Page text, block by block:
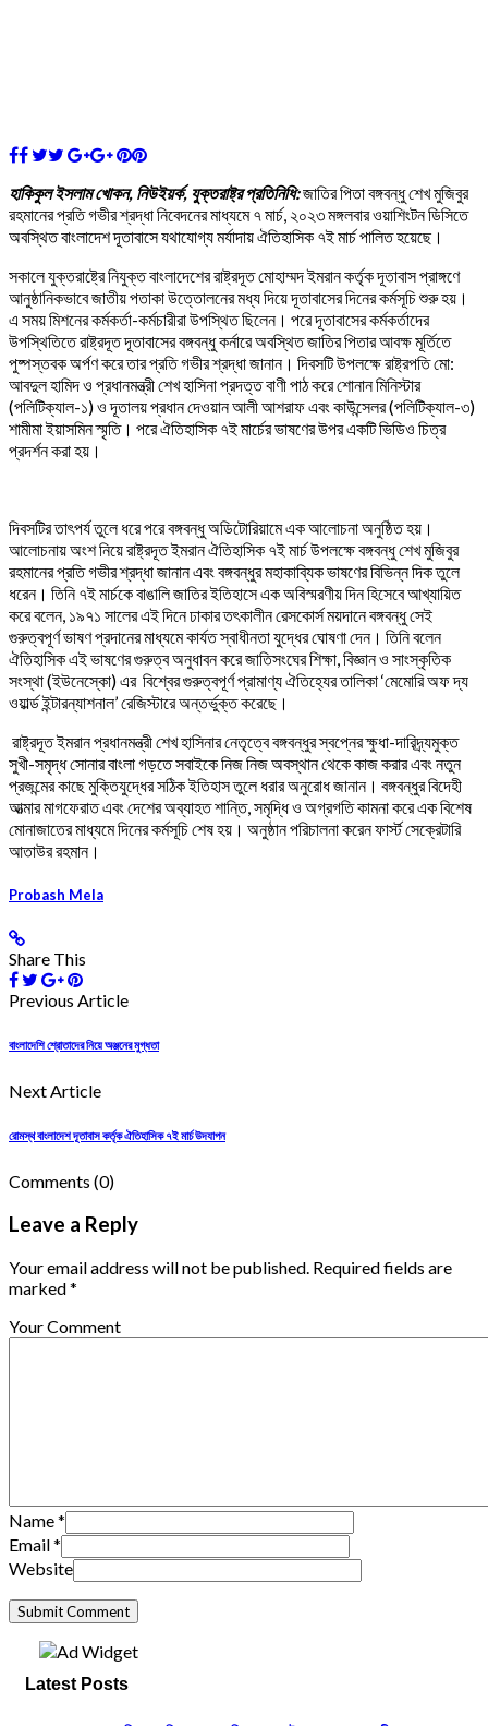
হাকিকুল ইসলাম খোকন, নিউইয়র্ক, যুক্তরাষ্ট্র প্রতিনিধি:জাতির পিতা বঙ্গবন্ধু শেখ মুজিবুর
রহমানের প্রতি গভীর শ্রদ্ধা নিবেদনের মাধ্যমে ৭ মার্চ, ২০২৩ মঙ্গলবার ওয়াশিংটন ডিসিতে
অবস্থিত বাংলাদেশ দূতাবাসে যথাযোগ্য মর্যাদায় ঐতিহাসিক ৭ই মার্চ পালিত হয়েছে।
সকালে যুক্তরাষ্ট্রে নিযুক্ত বাংলাদেশের রাষ্ট্রদূত মোহাম্মদ ইমরান কর্তৃক দূতাবাস প্রাঙ্গণে
আনুষ্ঠানিকভাবে জাতীয় পতাকা উত্তোলনের মধ্য দিয়ে দূতাবাসের দিনের কর্মসূচি শুরু হয়।
এ সময় মিশনের কর্মকর্তা-কর্মচারীরা উপস্থিত ছিলেন। পরে দূতাবাসের কর্মকর্তাদের
উপস্থিতিতে রাষ্ট্রদূত দূতাবাসের বঙ্গবন্ধু কর্নারে অবস্থিত জাতির পিতার আবক্ষ মূর্তিতে
পুষ্পস্তবক অর্পণ করে তার প্রতি গভীর শ্রদ্ধা জানান। দিবসটি উপলক্ষে রাষ্ট্রপতি মো:
আবদুল হামিদ ও প্রধানমন্ত্রী শেখ হাসিনা প্রদত্ত বাণী পাঠ করে শোনান মিনিস্টার
(পলিটিক্যাল-১) ও দূতালয় প্রধান দেওয়ান আলী আশরাফ এবং কাউন্সেলর (পলিটিক্যাল-৩)
শামীমা ইয়াসমিন স্মৃতি। পরে ঐতিহাসিক ৭ই মার্চের ভাষণের উপর একটি ভিডিও চিত্র
প্রদর্শন করা হয়।
দিবসটির তাৎপর্য তুলে ধরে পরে বঙ্গবন্ধু অডিটোরিয়ামে এক আলোচনা অনুষ্ঠিত হয়।
আলোচনায় অংশ নিয়ে রাষ্ট্রদূত ইমরান ঐতিহাসিক ৭ই মার্চ উপলক্ষে বঙ্গবন্ধু শেখ মুজিবুর
রহমানের প্রতি গভীর শ্রদ্ধা জানান এবং বঙ্গবন্ধুর মহাকাব্যিক ভাষণের বিভিন্ন দিক তুলে
ধরেন। তিনি ৭ই মার্চকে বাঙালি জাতির ইতিহাসে এক অবিস্মরণীয় দিন হিসেবে আখ্যায়িত
করে বলেন, ১৯৭১ সালের এই দিনে ঢাকার তৎকালীন রেসকোর্স ময়দানে বঙ্গবন্ধু সেই
গুরুত্বপূর্ণ ভাষণ প্রদানের মাধ্যমে কার্যত স্বাধীনতা যুদ্ধের ঘোষণা দেন। তিনি বলেন
ঐতিহাসিক এই ভাষণের গুরুত্ব অনুধাবন করে জাতিসংঘের শিক্ষা, বিজ্ঞান ও সাংস্কৃতিক
সংস্থা (ইউনেস্কো) এর বিশ্বের গুরুত্বপূর্ণ প্রামাণ্য ঐতিহ্যের তালিকা ‌‍‍‘মেমোরি অফ দ্য
ওয়ার্ল্ড ইন্টারন্যাশনাল’ রেজিস্টারে অন্তর্ভুক্ত করেছে।
রাষ্ট্রদূত ইমরান প্রধানমন্ত্রী শেখ হাসিনার নেতৃত্বে বঙ্গবন্ধুর স্বপ্নের ক্ষুধা-দারিদ্র্যমুক্ত
সুখী-সমৃদ্ধ সোনার বাংলা গড়তে সবাইকে নিজ নিজ অবস্থান থেকে কাজ করার এবং নতুন
প্রজন্মের কাছে মুক্তিযুদ্ধের সঠিক ইতিহাস তুলে ধরার অনুরোধ জানান। বঙ্গবন্ধুর বিদেহী
আত্মার মাগফেরাত এবং দেশের অব্যাহত শান্তি, সমৃদ্ধি ও অগ্রগতি কামনা করে এক বিশেষ
মোনাজাতের মাধ্যমে দিনের কর্মসূচি শেষ হয়। অনুষ্ঠান পরিচালনা করেন ফার্স্ট সেক্রেটারি
আতাউর রহমান।
Probash Mela
Share This
Previous Article
বাংলাদেশি শ্রোতাদের নিয়ে অঞ্জনের মুগ্ধতা
Next Article
রোমস্থ বাংলাদেশ দূতাবাস কর্তৃক ঐতিহাসিক ৭ই মার্চ উদযাপন
Comments (0)
Leave a Reply
Your email address will not be published. Required fields are
marked *
Your Comment
Name*
Email*
Website
Latest Posts